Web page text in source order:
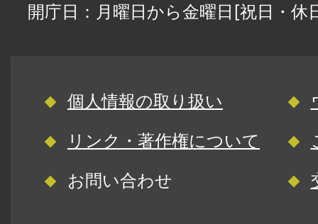
開庁日：月曜日から金曜日[祝日・
個人情報の取り扱い
リンク・著作権について
お問い合わせ